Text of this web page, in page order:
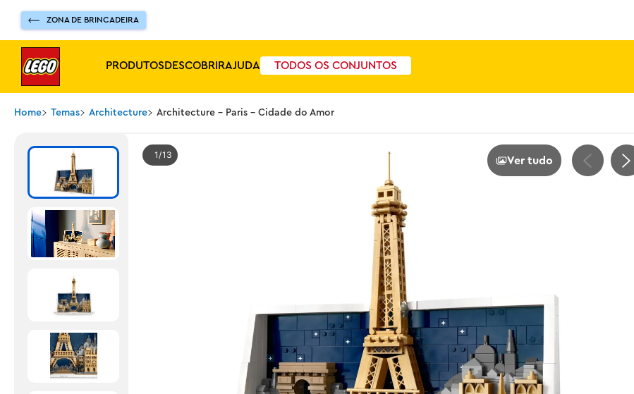
ZONA DE BRINCADEIRA
PRODUTOSDESCOBRIRAJUDA TODOS OS CONJUNTOS
Home Temas Architecture Architecture - Paris - Cidade do Amor
1 13 Ver tudo